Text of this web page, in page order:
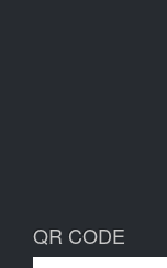
QR CODE